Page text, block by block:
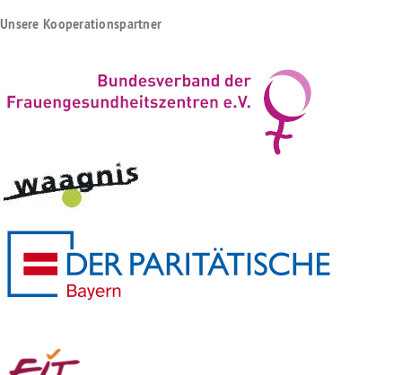
Unsere Kooperationspartner